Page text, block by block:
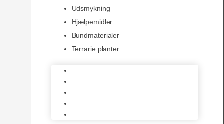
Udsmykning
Hjælpemidler
Bundmaterialer
Terrarie planter